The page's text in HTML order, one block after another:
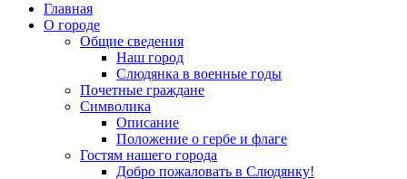
Главная
О городе
Общие сведения
Наш город
Слюдянка в военные годы
Почетные граждане
Символика
Описание
Положение о гербе и флаге
Гостям нашего города
Добро пожаловать в Слюдянку!